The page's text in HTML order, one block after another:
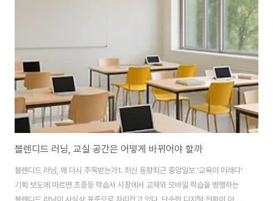
고 발표됐다.2. 컨설팅이 단순 인테리어가 아닌 이유이 흐름의 공통점은 공간
을 '꾸미는 일'이 아니라 '비즈니스 성과를 만드는 도구'로 본다는 점이다. 외식
가맹점은 매출과 회전율, 학교는 학..
블렌디드 러닝, 교실 공간은 어떻게 바뀌어야 할까
블렌디드 러닝, 왜 다시 주목받는가1. 최신 동향최근 중앙일보 '교육이 미래다'
기획 보도에 따르면 초중등 학습서 시장에서 교재와 모바일 학습을 병행하는